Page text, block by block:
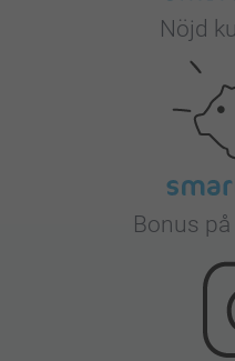
Nöjd
Bonus